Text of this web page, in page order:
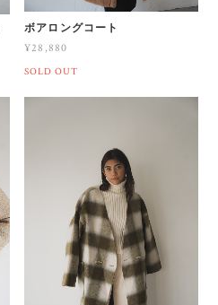
ボアロングコート
¥28,880
SOLD OUT